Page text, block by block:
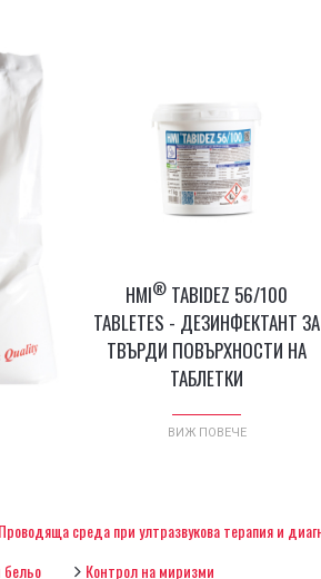
HMI® TABIDEZ 56/100
TABLETES - ДЕЗИНФЕКТАНТ ЗА
ТВЪРДИ ПОВЪРХНОСТИ НА
ТАБЛЕТКИ
ВИЖ ПОВЕЧЕ
Проводяща среда при ултразвукова терапия и
Контрол на миризми